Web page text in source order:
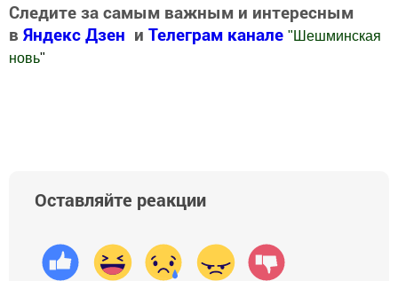
Следите за самым важным и интересным
в Яндекс Дзен и Телеграм канале " Шешминская
новь"
Оставляйте реакции